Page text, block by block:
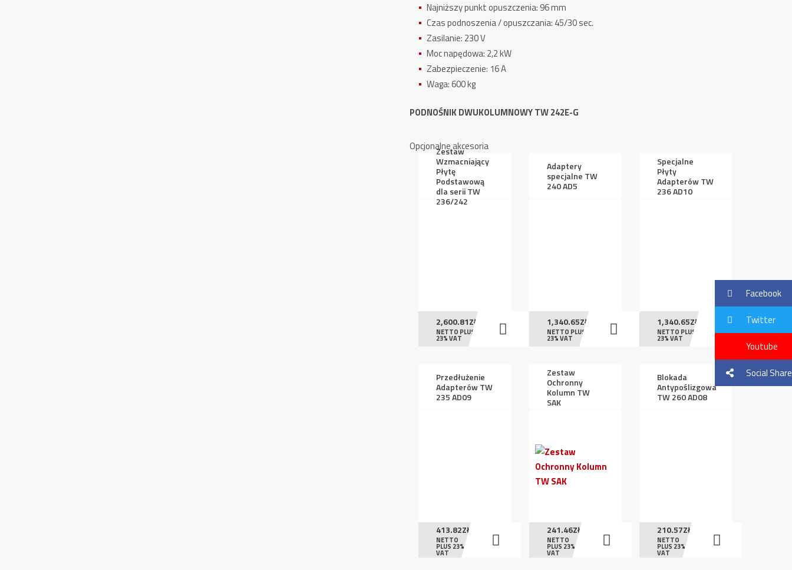
Najniższy punkt opuszczenia: 96 mm
Czas podnoszenia / opuszczania: 45/30 sec.
Zasilanie: 230 V
Moc napędowa: 2,2 kW
Zabezpieczenie: 16 A
Waga: 600 kg
PODNOŚNIK DWUKOLUMNOWY TW 242E-G
Opcjonalne akcesoria
Zestaw
Wzmacniający
Płytę
Podstawową
dla serii TW
236/242
2,600.81ZŁ
NETTO PLUS
23% VAT
Adaptery
specjalne TW
240 AD5
1,340.65ZŁ
NETTO PLUS
23% VAT
Specjalne
Płyty
Adapterów TW
236 AD10
1,340.65ZŁ
NETTO PLUS
23% VAT
Przedłużenie
Adapterów TW
235 AD09
413.82ZŁ
NETTO
PLUS 23%
VAT
Zestaw
Ochronny
Kolumn TW
SAK
241.46ZŁ
NETTO
PLUS 23%
VAT
Blokada
Antypoślizgowa
TW 260 AD08
210.57ZŁ
NETTO
PLUS 23%
VAT
Facebook
Twitter
Youtube
Social Share